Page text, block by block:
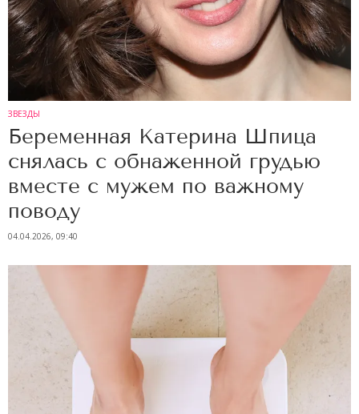
ЗВЕЗДЫ
Беременная Катерина Шпица
снялась с обнаженной грудью
вместе с мужем по важному
поводу
04.04.2026, 09:40